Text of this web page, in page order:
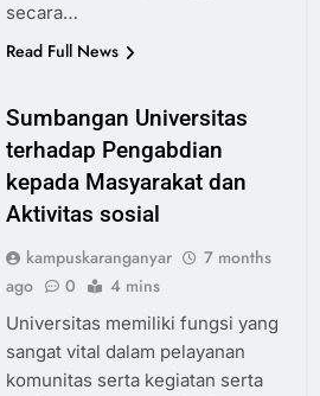
secara…
Read Full News
Sumbangan Universitas
terhadap Pengabdian
kepada Masyarakat dan
Aktivitas sosial
kampuskaranganyar
7 months
ago
0 4 mins
Universitas memiliki fungsi yang
sangat vital dalam pelayanan
komunitas serta kegiatan serta